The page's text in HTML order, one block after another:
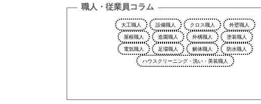
職人・従業員コラム
大工職人 設備職人 クロス職人
外壁職人
屋根職人
造園職人 外構職人
塗装職人
電気職人
足場職人 解体職人
防水職人
ハウスクリーニング・洗い・美装職人